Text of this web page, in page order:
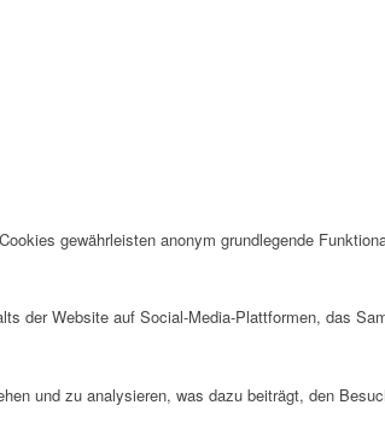
gewährleisten anonym grundlegende
der Website auf Social-Media-Plattformen, das
und zu analysieren, was dazu beiträgt, den